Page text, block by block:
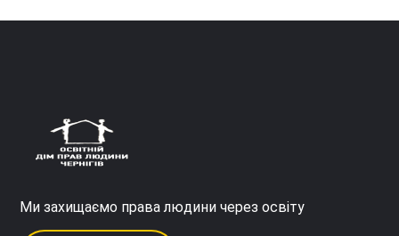
Ми захищаємо права людини через освіту